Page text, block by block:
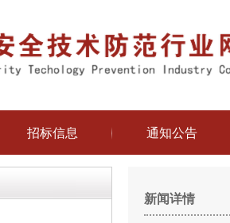
招标信息 通知公告
新闻详情